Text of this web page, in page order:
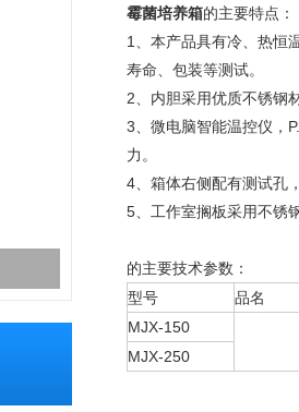
霉菌培养箱的主要特点：
1、本产品具有冷、热恒
寿命、包装等测试。
2、内胆采用优质不锈钢
3、微电脑智能温控仪，
力。
4、箱体右侧配有测试孔
5、工作室搁板采用不锈
的主要技术参数：
型号
品名
MJX-150
MJX-250